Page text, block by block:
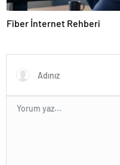
Fiber İnternet Rehberi